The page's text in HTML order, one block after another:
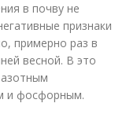
в почву не
признаки
примерно раз в
весной. В это
и фосфорным.